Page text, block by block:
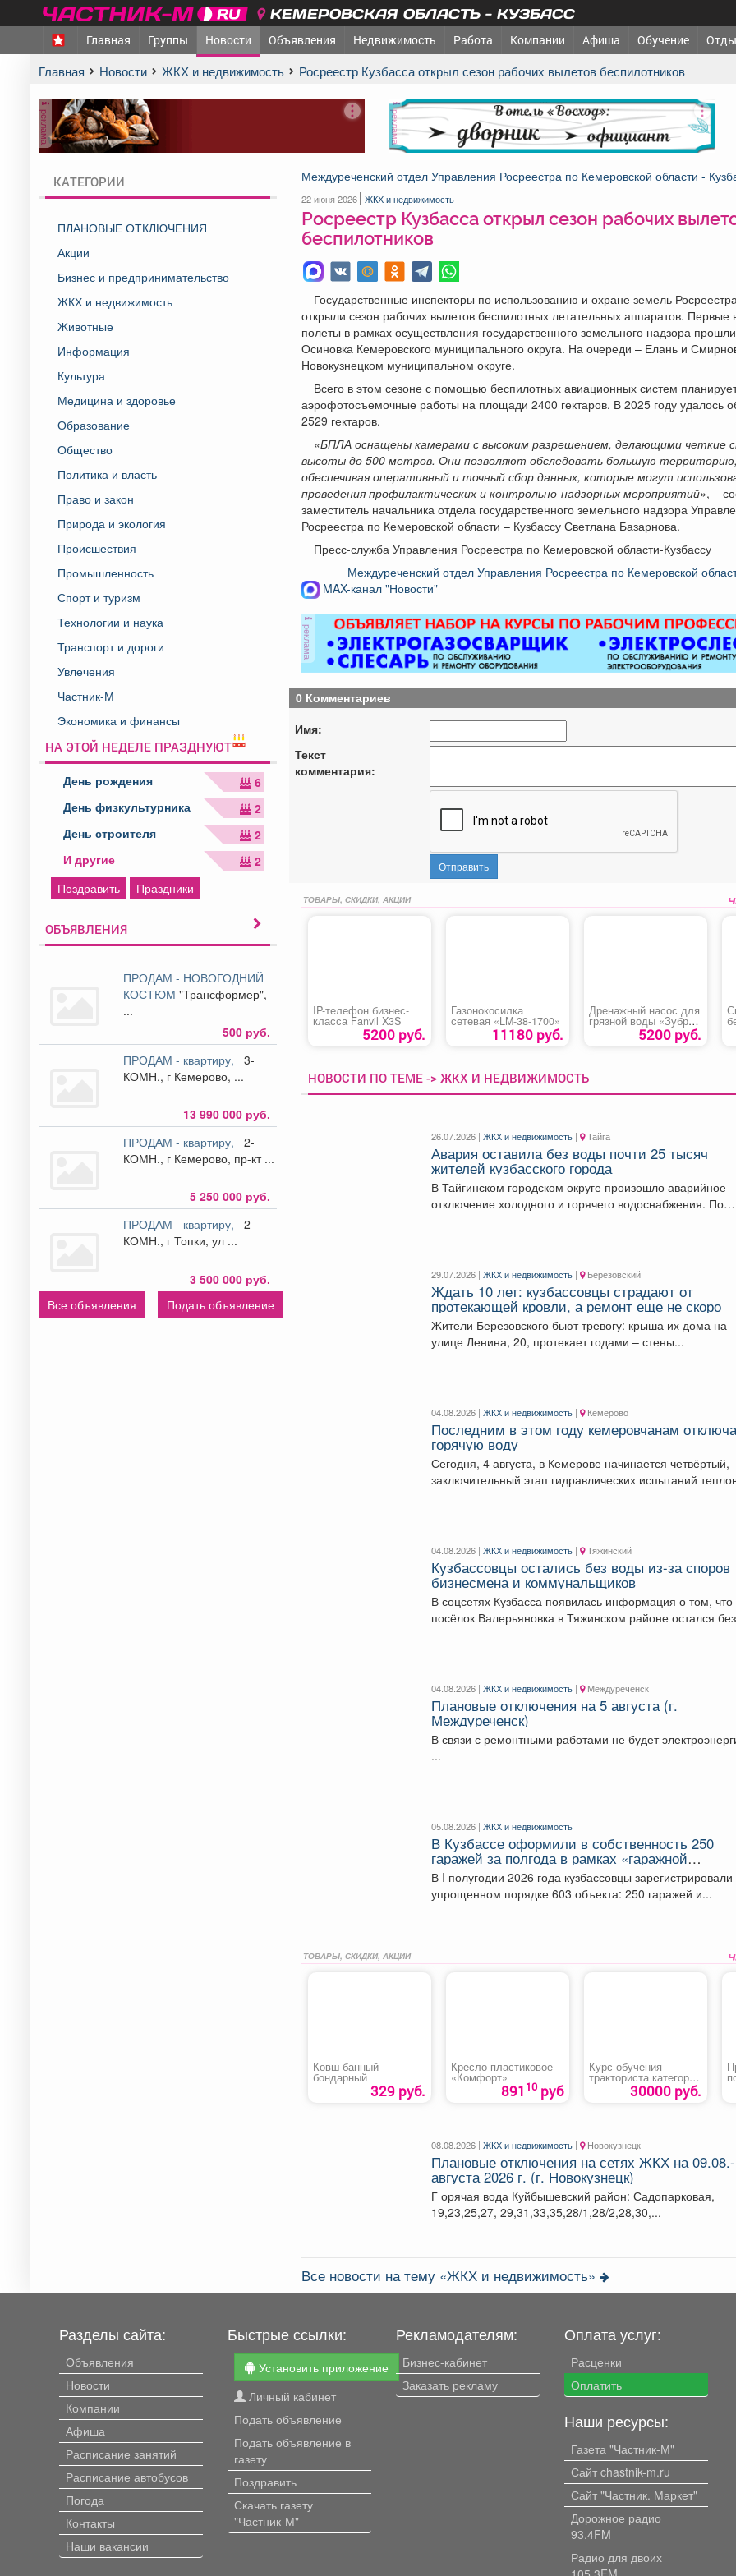
КЕМЕРОВСКАЯ ОБЛАСТЬ - КУЗБАСС
Главная Группы Новости Объявления Недвижимость Работа Компании Афиша Обучение
Главная Новости ЖКХ и недвижимость Росреестр Кузбасса открыл сезон рабочих вылетов беспилотников
реклама реклама
КАТЕГОРИИ
ПЛАНОВЫЕ ОТКЛЮЧЕНИЯ
Акции
Бизнес и предпринимательство
ЖКХ и недвижимость
Животные
Информация
Культура
Медицина и здоровье
Образование
Общество
Политика и власть
Право и закон
Природа и экология
Происшествия
Промышленность
Спорт и туризм
Технологии и наука
Транспорт и дороги
Увлечения
Частник-М
Экономика и финансы
НА ЭТОЙ НЕДЕЛЕ ПРАЗДНУЮТ
День рождения
6
День физкультурника
2
День строителя
2
И другие
2
Поздравить
Праздники
ОБЪЯВЛЕНИЯ
ПРОДАМ - НОВОГОДНИЙ
КОСТЮМ"Трансформер",
...
500 руб.
ПРОДАМ - квартиру,
3-
КОМН., г Кемерово, ...
13 990 000 руб.
ПРОДАМ - квартиру,
2-
КОМН., г Кемерово, пр-кт ...
5 250 000 руб.
ПРОДАМ - квартиру,
2-
КОМН., г Топки, ул ...
3 500 000 руб.
Все объявления
Подать объявление
Междуреченский отдел Управления Росреестра по Кемеровской области -
22 июня 2026 ЖКХ и недвижимость
Росреестр Кузбасса открыл сезон рабочих
беспилотников
Государственные инспекторы по использованию и охране земель
открыли сезон рабочих вылетов беспилотных летательных аппаратов. Первые
полеты в рамках осуществления государственного земельного надзора
Осиновка Кемеровского муниципального округа. На очереди – Елань и
Новокузнецком муниципальном округе.
Всего в этом сезоне с помощью беспилотных авиационных систем
аэрофотосъемочные работы на площади 2400 гектаров. В 2025 году удалось
2529 гектаров.
«БПЛА оснащены камерами с высоким разрешением, делающими четкие
высоты до 500 метров. Они позволяют обследовать большую территорию,
обеспечивая оперативный и точный сбор данных, которые могут
проведения профилактических и контрольно-надзорных мероприятий», –
заместитель начальника отдела государственного земельного надзора
Росреестра по Кемеровской области – Кузбассу Светлана Базарнова.
Пресс-служба Управления Росреестра по Кемеровской области-Кузбассу
Междуреченский отдел Управления Росреестра по Кемеровской
MAX-канал "Новости"
реклама
0 Комментариев
Имя:
Текст
комментария:
Отправить
ТОВАРЫ, СКИДКИ, АКЦИИ
IP-телефон бизнес-
класса Fanvil X3S
5200 руб.
Газонокосилка
сетевая «LM-38-1700»
11180 руб.
Дренажный насос для
грязной воды «Зубр
НПГ-М1-750»5200 руб.
НОВОСТИ ПО ТЕМЕ -> ЖКХ И НЕДВИЖИМОСТЬ
26.07.2026 |ЖКХ и недвижимость | Тайга
Авария оставила без воды почти 25 тысяч
жителей кузбасского города
В Тайгинском городском округе произошло аварийное
отключение холодного и горячего водоснабжения. По
29.07.2026 |ЖКХ и недвижимость | Березовский
Ждать 10 лет: кузбассовцы страдают от
протекающей кровли, а ремонт еще не скоро
Жители Березовского бьют тревогу: крыша их дома на
улице Ленина, 20, протекает годами – стены...
04.08.2026 |ЖКХ и недвижимость | Кемерово
Последним в этом году кемеровчанам
горячую воду
Сегодня, 4 августа, в Кемерове начинается четвёртый,
заключительный этап гидравлических испытаний
04.08.2026 |ЖКХ и недвижимость | Тяжинский
Кузбассовцы остались без воды из-за споров
бизнесмена и коммунальщиков
В соцсетях Кузбасса появилась информация о том, что
посёлок Валерьяновка в Тяжинском районе остался
04.08.2026 |ЖКХ и недвижимость | Междуреченск
Плановые отключения на 5 августа (г.
Междуреченск)
В связи с ремонтными работами не будет
...
05.08.2026 |ЖКХ и недвижимость
В Кузбассе оформили в собственность 250
гаражей за полгода в рамках «гаражной
амнистии»
В I полугодии 2026 года кузбассовцы зарегистрировали
упрощенном порядке 603 объекта: 250 гаражей и...
ТОВАРЫ, СКИДКИ, АКЦИИ
Ковш банный
бондарный
329 руб.
Кресло пластиковое
«Комфорт»
891 10руб
Курс обучения
тракториста категории
«В» 30000 руб.
08.08.2026 |ЖКХ и недвижимость | Новокузнецк
Плановые отключения на сетях ЖКХ на
августа 2026 г. (г. Новокузнецк)
Г орячая вода Куйбышевский район: Садопарковая,
19,23,25,27, 29,31,33,35,28/1,28/2,28,30,...
Все новости на тему «ЖКХ и недвижимость»
Разделы сайта:
Объявления
Новости
Компании
Афиша
Расписание занятий
Расписание автобусов
Погода
Контакты
Наши вакансии
Быстрые ссылки:
Установить приложение
Личный кабинет
Подать объявление
Подать объявление в
газету
Поздравить
Скачать газету
"Частник-М"
Рекламодателям:
Бизнес-кабинет
Заказать рекламу
Оплата услуг:
Расценки
Оплатить
Наши ресурсы:
Газета "Частник-М"
Сайт chastnik-m.ru
Сайт "Частник. Маркет"
Дорожное радио
93.4FM
Радио для двоих